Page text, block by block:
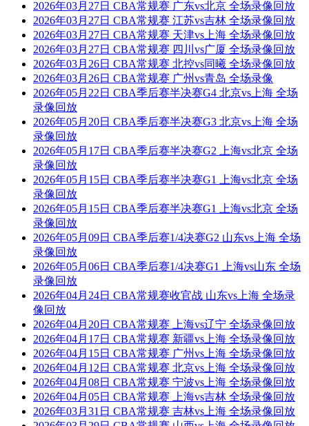
2026年03月27日 CBA常规赛 广东vs北京 全场录像回放
2026年03月27日 CBA常规赛 江苏vs吉林 全场录像回放
2026年03月27日 CBA常规赛 天津vs上海 全场录像回放
2026年03月27日 CBA常规赛 四川vs广厦 全场录像回放
2026年03月26日 CBA常规赛 北控vs同曦 全场录像回放
2026年03月26日 CBA常规赛 广州vs青岛 全场录像
2026年05月22日 CBA季后赛半决赛G4 北京vs上海 全场
录像回放
2026年05月20日 CBA季后赛半决赛G3 北京vs上海 全场
录像回放
2026年05月17日 CBA季后赛半决赛G2 上海vs北京 全场
录像回放
2026年05月15日 CBA季后赛半决赛G1 上海vs北京 全场
录像回放
2026年05月15日 CBA季后赛半决赛G1 上海vs北京 全场
录像回放
2026年05月09日 CBA季后赛1/4决赛G2 山东vs上海 全场
录像回放
2026年05月06日 CBA季后赛1/4决赛G1 上海vs山东 全场
录像回放
2026年04月24日 CBA常规赛收官战 山东vs上海 全场录
像回放
2026年04月20日 CBA常规赛 上海vs辽宁 全场录像回放
2026年04月17日 CBA常规赛 新疆vs上海 全场录像回放
2026年04月15日 CBA常规赛 广州vs上海 全场录像回放
2026年04月12日 CBA常规赛 北京vs上海 全场录像回放
2026年04月08日 CBA常规赛 宁波vs上海 全场录像回放
2026年04月05日 CBA常规赛 上海vs吉林 全场录像回放
2026年03月31日 CBA常规赛 吉林vs上海 全场录像回放